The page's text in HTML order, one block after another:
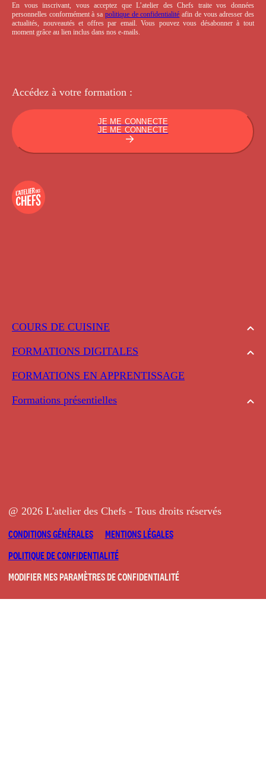
COURS DE CUISINE
FORMATIONS DIGITALES
FORMATIONS EN APPRENTISSAGE
Formations présentielles
En vous inscrivant, vous acceptez que L’atelier des Chefs traite vos données
personnelles conformément à sa politique de confidentialité afin de vous adresser des
actualités, nouveautés et offres par email. Vous pouvez vous désabonner à tout
moment grâce au lien inclus dans nos e-mails.
Accédez à votre formation :
JE ME CONNECTE
JE ME CONNECTE
@ 2026 L'atelier des Chefs - Tous droits réservés
CONDITIONS GÉNÉRALES
MENTIONS LÉGALES
POLITIQUE DE CONFIDENTIALITÉ
MODIFIER MES PARAMÈTRES DE CONFIDENTIALITÉ